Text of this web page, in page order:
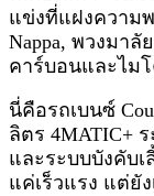
แข่งที่แฝงความ
Nappa, พวงมาลั
คาร์บอนและไม
นี่คือรถเบนซ์
ลิตร 4MATIC+
และระบบบังคับเ
แค่เร็วแรง แต่ยั